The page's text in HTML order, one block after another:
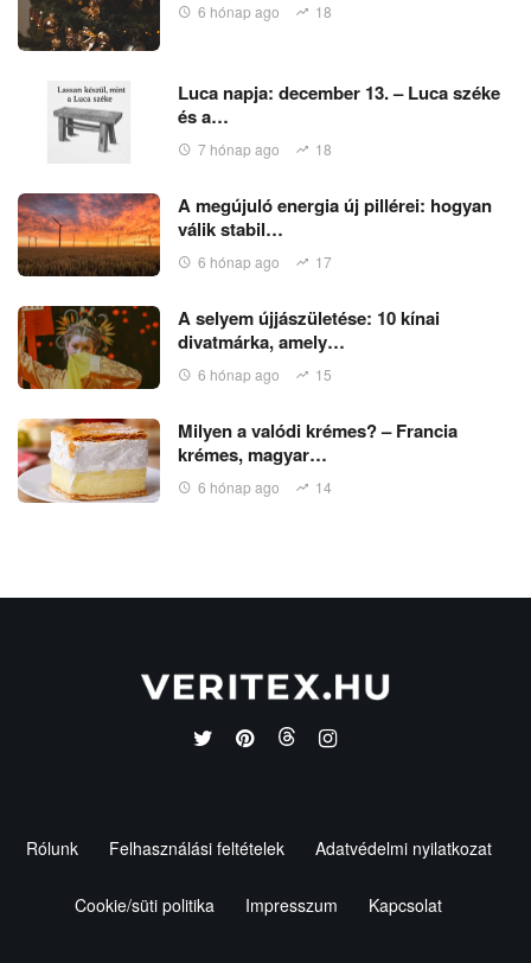
6 hónap ago 18
Luca napja: december 13. – Luca széke
és a…
7 hónap ago 18
A megújuló energia új pillérei: hogyan
válik stabil…
6 hónap ago 17
A selyem újjászületése: 10 kínai
divatmárka, amely…
6 hónap ago 15
Milyen a valódi krémes? – Francia
krémes, magyar…
6 hónap ago 14
Rólunk Felhasználási feltételek Adatvédelmi nyilatkozat
Cookie/süti politika Impresszum Kapcsolat